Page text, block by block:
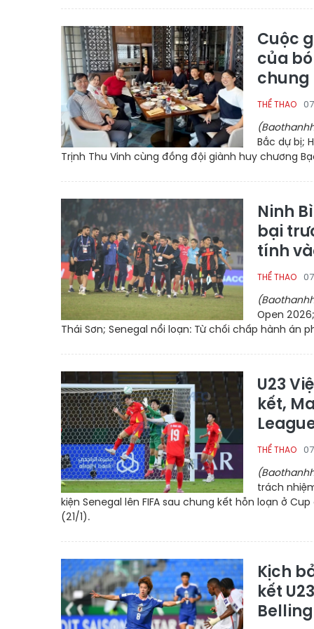
Cuộc
của
chung
THỂ THAO
Bắc dự bị;
Trịnh Thu Vinh cùng đồng đội giành huy chương
Ninh
bại
tính
THỂ THAO
Open
Thái Sơn; Senegal nổi loạn: Từ chối chấp hành án
U23
kết,
THỂ THAO
trách
kiện Senegal lên FIFA sau chung kết hỗn loạn ở
(21/1).
Kịch
kết